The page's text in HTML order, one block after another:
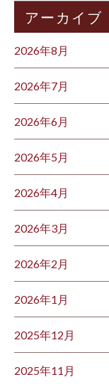
アーカイブ
2026年8月
2026年7月
2026年6月
2026年5月
2026年4月
2026年3月
2026年2月
2026年1月
2025年12月
2025年11月